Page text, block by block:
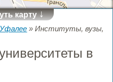
карту↓
»Институты, вузы,
в